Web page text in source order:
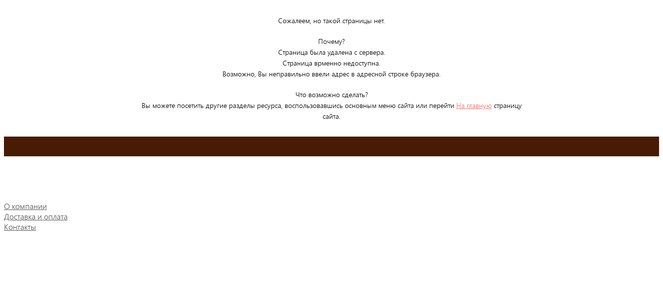
Сожалеем, но такой страницы нет.
Почему?
Страница была удалена с сервера.
Страница врменно недоступна.
Возможно, Вы неправильно ввели адрес в адресной строке браузера.
Что возможно сделать?
Вы можете посетить другие разделы ресурса, воспользовавшись основным меню сайта или перейти На главнуюстраницу
сайта.
О компании
Доставка и оплата
Контакты